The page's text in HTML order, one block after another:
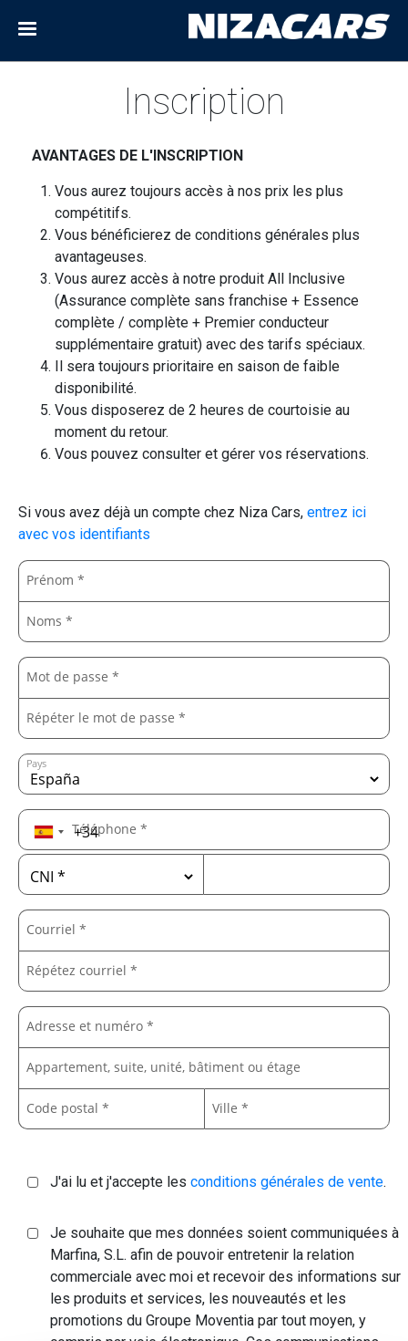
Inscription
Si vous avez déjà un compte chez Niza Cars, entrez ici
avec vos identifiants
Prénom *
Noms *
Mot de passe *
Répéter le mot de passe *
Pays
Téléphone *
Courriel *
Répétez courriel *
Adresse et numéro *
Appartement, suite, unité, bâtiment ou étage
Code postal * Ville *
J'ai lu et j'accepte les conditions générales de vente.
Je souhaite que mes données soient communiquées à
Marfina, S.L. afin de pouvoir entretenir la relation
commerciale avec moi et recevoir des informations sur
les produits et services, les nouveautés et les
promotions du Groupe Moventia par tout moyen, y
AVANTAGES DE L'INSCRIPTION
Vous aurez toujours accès à nos prix les plus
compétitifs.
Vous bénéficierez de conditions générales plus
avantageuses.
Vous aurez accès à notre produit All Inclusive
(Assurance complète sans franchise + Essence
complète / complète + Premier conducteur
supplémentaire gratuit) avec des tarifs spéciaux.
Il sera toujours prioritaire en saison de faible
disponibilité.
Vous disposerez de 2 heures de courtoisie au
moment du retour.
Vous pouvez consulter et gérer vos réservations.